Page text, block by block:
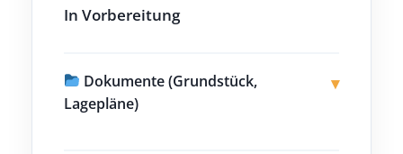
In Vorbereitung
Dokumente (Grundstück,
Lagepläne)
▾